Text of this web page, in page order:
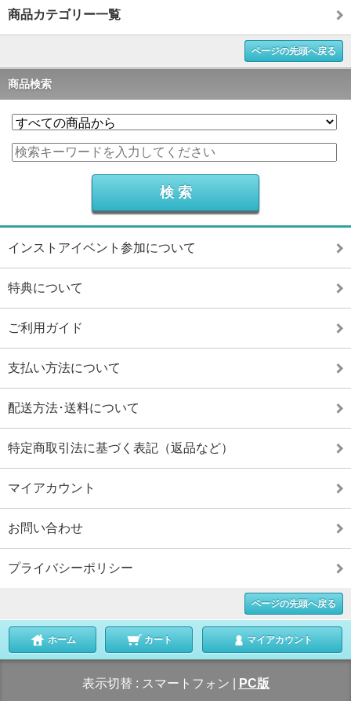
商品カテゴリー一覧
ページの先頭へ戻る
商品検索
インストアイベント参加について
特典について
ご利用ガイド
支払い方法について
配送方法･送料について
特定商取引法に基づく表記（返品など）
マイアカウント
お問い合わせ
プライバシーポリシー
ページの先頭へ戻る
ホーム カート マイアカウント
表示切替 : スマートフォン PC版